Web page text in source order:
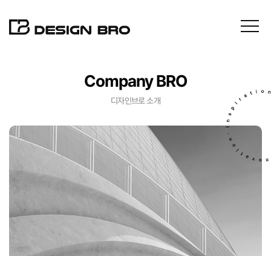
Projects
Contact
News
Company BRO
디자인브로 소개